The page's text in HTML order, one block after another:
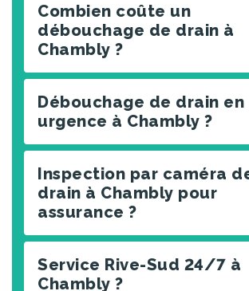
Combien coûte un
débouchage de drain à
Chambly ?
Débouchage de drain en
urgence à Chambly ?
Inspection par caméra
drain à Chambly pour
assurance ?
Service Rive-Sud 24/7 à
Chambly ?